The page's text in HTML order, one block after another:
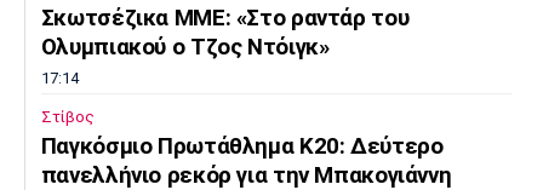
Σκωτσέζικα ΜΜΕ: «Στο ραντάρ του
Ολυμπιακού ο Τζος Ντόιγκ»
17:14
Στίβος
Παγκόσμιο Πρωτάθλημα Κ20: Δεύτερο
πανελλήνιο ρεκόρ για την Μπακογιάννη